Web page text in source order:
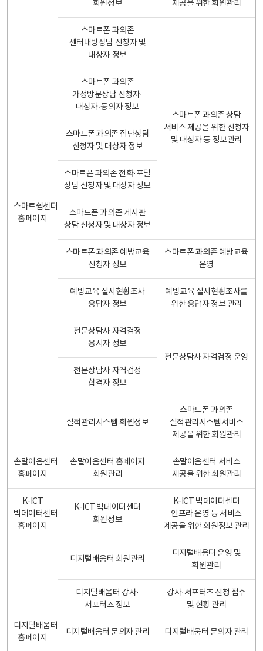
스마트쉼센터
홈페이지
회원정보
제공을 위한 회원관리
스마트폰 과의존
센터내방상담 신청자 및
대상자 정보
스마트폰 과의존 상담
서비스 제공을 위한 신청자
및 대상자 등 정보관리
스마트폰 과의존
가정방문상담 신청자·
대상자·동의자 정보
스마트폰 과의존 집단상담
신청자 및 대상자 정보
스마트폰 과의존 전화·포털
상담 신청자 및 대상자 정보
스마트폰 과의존 게시판
상담 신청자 및 대상자 정보
스마트폰 과의존 예방교육
신청자 정보
스마트폰 과의존 예방교육
운영
예방교육 실시현황조사
응답자 정보
예방교육 실시현황조사를
위한 응답자 정보 관리
전문상담사 자격검정
응시자 정보
전문상담사 자격검정 운영
전문상담사 자격검정
합격자 정보
실적관리시스템 회원정보
스마트폰 과의존
실적관리시스템서비스
제공을 위한 회원관리
손말이음센터
홈페이지
손말이음센터 홈페이지
회원관리
손말이음센터 서비스
제공을 위한 회원관리
K-ICT
빅데이터센터
홈페이지
K-ICT 빅데이터센터
회원정보
K-ICT 빅데이터센터
인프라 운영 등 서비스
제공을 위한 회원정보 관리
디지털배움터
홈페이지
디지털배움터 회원관리
디지털배움터 운영 및
회원관리
디지털배움터 강사·
서포터즈 정보
강사·서포터즈 신청 접수
및 현황 관리
디지털배움터 문의자 관리 디지털배움터 문의자 관리